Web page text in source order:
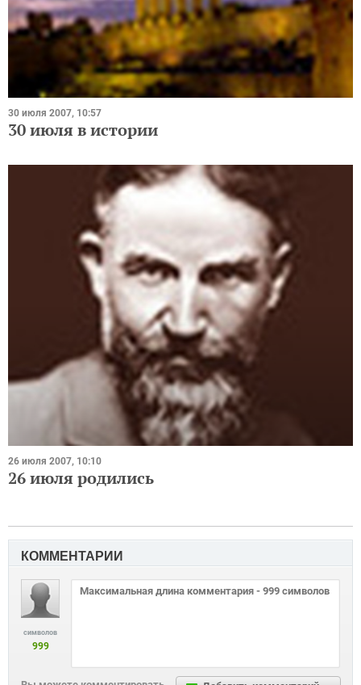
30 июля 2007, 10:57
30 июля в истории
26 июля 2007, 10:10
26 июля родились
КОММЕНТАРИИ
символов
999